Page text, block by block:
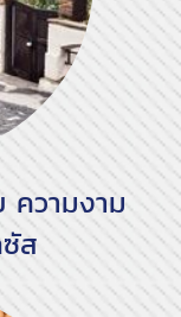
ความงาม
ส